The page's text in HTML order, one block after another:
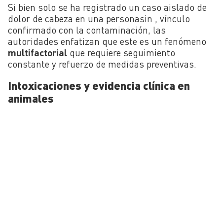
Si bien solo se ha registrado un caso aislado de
dolor de cabeza en una personasin , vínculo
confirmado con la contaminación, las
autoridades enfatizan que este es un fenómeno
multifactorial que requiere seguimiento
constante y refuerzo de medidas preventivas.
Intoxicaciones y evidencia clínica en
animales